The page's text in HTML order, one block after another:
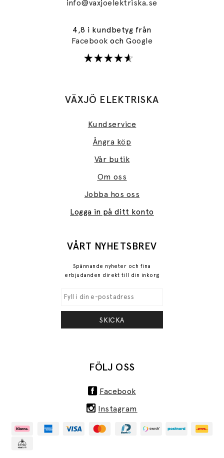
info@vaxjoelektriska.se
4,8 i kundbetyg från
FacebookochGoogle
VÄXJÖ ELEKTRISKA
Kundservice
Ångra köp
Vår butik
Om oss
Jobba hos oss
Logga in på ditt konto
VÅRT NYHETSBREV
Spännande nyheter och fina
erbjudanden direkt till din inkorg
SKICKA
FÖLJ OSS
Facebook
Instagram